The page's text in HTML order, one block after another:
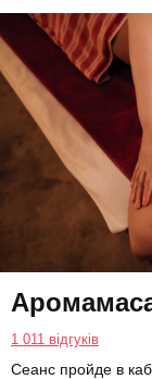
1 011 відгуків
Сеанс пройде в